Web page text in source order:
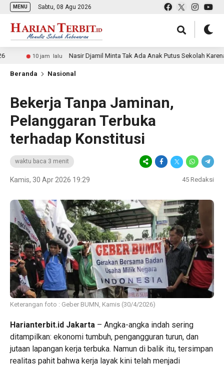
MENU Sabtu, 08 Agu 2026
10 jam lalu Nasir Djamil Minta Tak Ada Anak Putus Sekolah Karena Ekonomi
Beranda Nasional
Bekerja Tanpa Jaminan,
Pelanggaran Terbuka
terhadap Konstitusi
waktu baca 3 menit
Kamis, 30 Apr 2026 19:29 45 Redaksi
Keterangan foto : Geber BUMN, Kamis (30/4/2026)
Harianterbit.id Jakarta – Angka-angka indah sering
ditampilkan: ekonomi tumbuh, pengangguran turun, dan
jutaan lapangan kerja terbuka. Namun di balik itu, tersimpan
realitas pahit bahwa kerja layak kini telah menjadi